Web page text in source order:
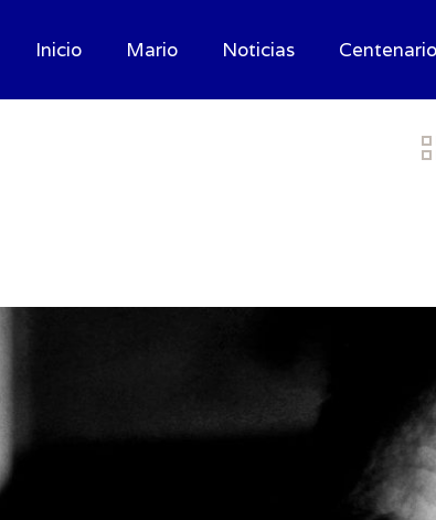
Inicio Mario Noticias Centenario